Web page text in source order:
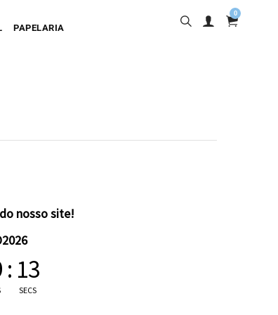
0
PAPELARIA
nosso site!
: 12
SECS